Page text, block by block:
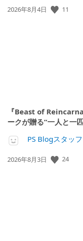
公
2026年8月4日 11
『Beast of
ークが贈る“一人と一
PS Blogスタッフ
公
2026年8月3日 24